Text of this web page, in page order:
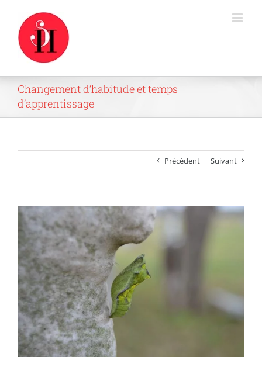
contenu
Changement d’habitude et temps
d’apprentissage
Précédent Suivant
Voir
l'image
agrandie